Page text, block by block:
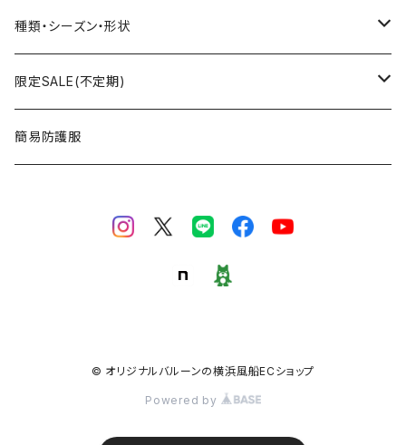
文字数字バルーン
おはなバルーン
ODDバルーン
プリント無し
セット・キット商品
備品
スティック
ポンプ
クリップ
種類・シーズン・形状
おえかき
どうぶつ
限定SALE(不定期)
フィルム風船
簡易防護服
© オリジナルバルーンの横浜風船ECショップ
Powered by